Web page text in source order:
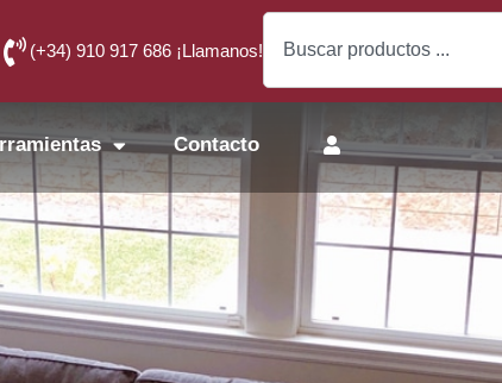
(+34) 910 917 686 ¡Llamanos!
Contacto